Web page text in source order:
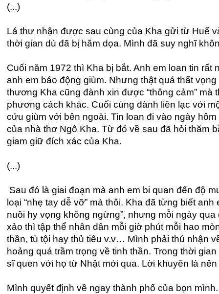
(...)
Lá thư nhận được sau cùng của Kha gửi từ Huế
thời gian dù đã bị hăm dọa. Mình đã suy nghĩ
Cuối năm 1972 thì Kha bị bắt. Anh em loan tin
anh em báo động giùm. Nhưng thật quá thất
thương Kha cũng đành xin được “thông cảm”
phương cách khác. Cuối cùng đành liên lạc với
cứu giùm với bên ngoài. Tin loan đi vào ngày
của nhà thơ Ngô Kha. Từ đó về sau đã hỏi thăm
giam giữ đích xác của Kha.
(...)
Sau đó là giai đoạn mà anh em bi quan đến độ
loại “nhẹ tay dễ vỡ” mà thôi. Kha đã từng biết
nuôi hy vọng không ngừng”, nhưng mỗi ngày
xảo thì tập thể nhân dân mỗi giờ phút mỗi hao
thần, tù tội hay thủ tiêu v.v… Mình phải thú nhận
hoảng quá trầm trọng về tinh thần. Trong thời
sĩ quen với họ từ Nhật mới qua. Lời khuyên là
Mình quyết định về ngay thành phố của bọn